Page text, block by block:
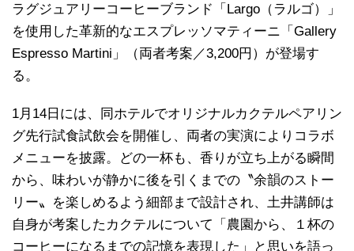
ラグジュアリーコーヒーブランド「Largo（ラルゴ）」
を使用した革新的なエスプレッソマティーニ「Gallery
Espresso Martini」（両者考案／3,200円）が登場す
る。
1月14日には、同ホテルでオリジナルカクテルペアリン
グ先行試食試飲会を開催し、両者の実演によりコラボ
メニューを披露。どの一杯も、香りが立ち上がる瞬間
から、味わいが静かに後を引くまでの〝余韻のストー
リー〟を楽しめるよう細部まで設計され、土井講師は
自身が考案したカクテルについて「農園から、１杯の
コーヒーになるまでの記憶を表現した」と思いを語っ